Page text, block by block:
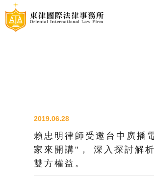
2019.06.28
賴忠明律師受邀台中廣播
家來開講"， 深入探討解
雙方權益。